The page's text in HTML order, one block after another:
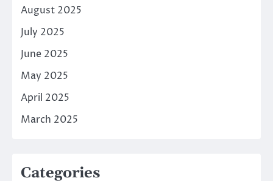
August 2025
July 2025
June 2025
May 2025
April 2025
March 2025
Categories